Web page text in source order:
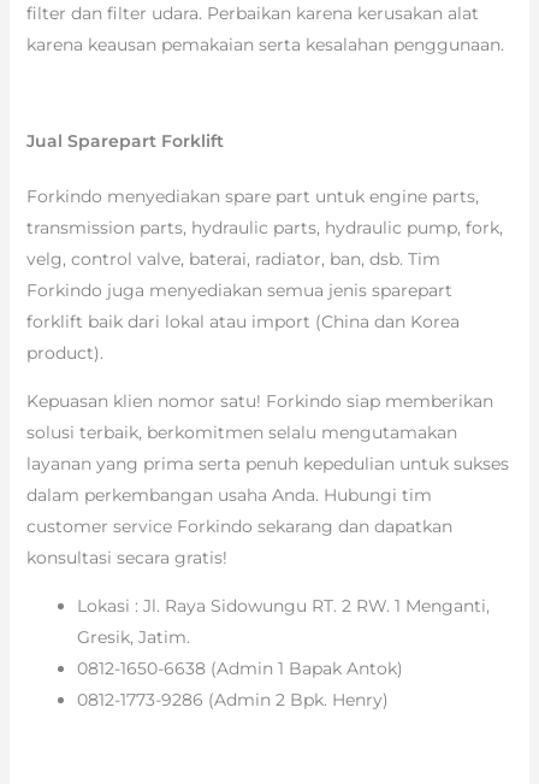
filter dan filter udara. Perbaikan karena kerusakan alat
karena keausan pemakaian serta kesalahan penggunaan.
Jual Sparepart Forklift
Forkindo menyediakan spare part untuk engine parts,
transmission parts, hydraulic parts, hydraulic pump, fork,
velg, control valve, baterai, radiator, ban, dsb. Tim
Forkindo juga menyediakan semua jenis sparepart
forklift baik dari lokal atau import (China dan Korea
product).
Kepuasan klien nomor satu! Forkindo siap memberikan
solusi terbaik, berkomitmen selalu mengutamakan
layanan yang prima serta penuh kepedulian untuk sukses
dalam perkembangan usaha Anda. Hubungi tim
customer service Forkindo sekarang dan dapatkan
konsultasi secara gratis!
Lokasi : Jl. Raya Sidowungu RT. 2 RW. 1 Menganti,
Gresik, Jatim.
0812-1650-6638 (Admin 1 Bapak Antok)
0812-1773-9286 (Admin 2 Bpk. Henry)